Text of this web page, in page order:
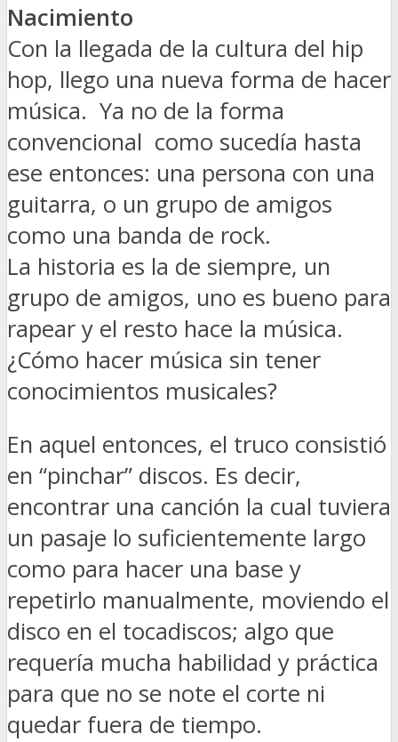
Nacimiento
Con la llegada de la cultura del hip
hop, llego una nueva forma de hacer
música. Ya no de la forma
convencional como sucedía hasta
ese entonces: una persona con una
guitarra, o un grupo de amigos
como una banda de rock.
La historia es la de siempre, un
grupo de amigos, uno es bueno para
rapear y el resto hace la música.
¿Cómo hacer música sin tener
conocimientos musicales?
En aquel entonces, el truco consistió
en “pinchar” discos. Es decir,
encontrar una canción la cual tuviera
un pasaje lo suficientemente largo
como para hacer una base y
repetirlo manualmente, moviendo el
disco en el tocadiscos; algo que
requería mucha habilidad y práctica
para que no se note el corte ni
quedar fuera de tiempo.